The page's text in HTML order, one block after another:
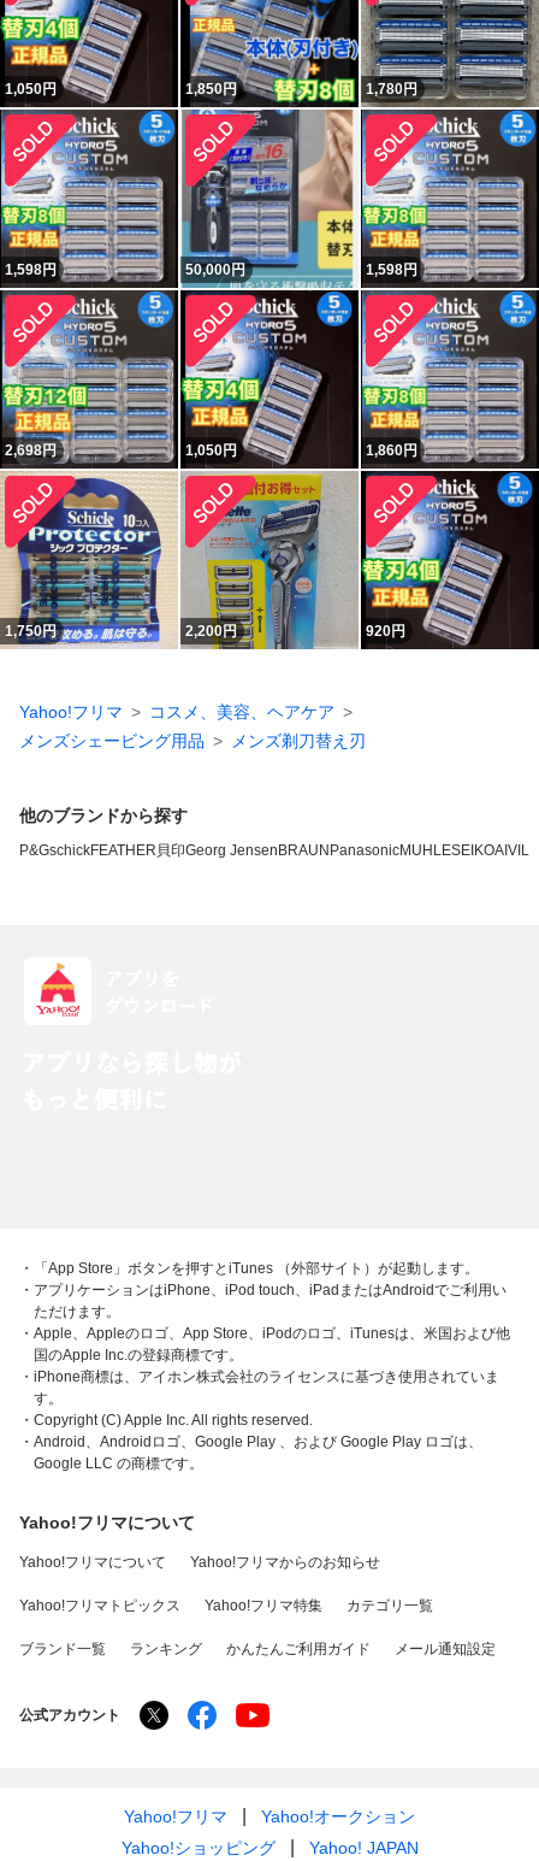
1,050円 1,850円 1,780円
1,598円 50,000円 1,598円
2,698円 1,050円 1,860円
1,750円 2,200円 920円
Yahoo!フリマ
コスメ、美容、ヘアケア
メンズシェービング用品
メンズ剃刀替え刃
他のブランドから探す
P&GschickFEATHER 貝印Georg Jensen BRAUN PanasonicMUHLESEIKOAIVIL
・「App Store」ボタンを押すとiTunes （外部サイト）が起動します。
・アプリケーションはiPhone、iPod touch、iPadまたはAndroidでご利用い
ただけます。
・Apple、Appleのロゴ、App Store、iPodのロゴ、iTunesは、米国および他
国のApple Inc.の登録商標です。
・iPhone商標は、アイホン株式会社のライセンスに基づき使用されていま
す。
・Copyright (C) Apple Inc. All rights reserved.
・Android、Androidロゴ、Google Play 、および Google Play ロゴは、
Google LLC の商標です。
Yahoo!フリマについて
Yahoo!フリマについて Yahoo!フリマからのお知らせ
Yahoo!フリマトピックス Yahoo!フリマ特集 カテゴリ一覧
ブランド一覧 ランキング かんたんご利用ガイド メール通知設定
公式アカウント
Yahoo!フリマ
Yahoo!オークション
Yahoo!ショッピング
Yahoo! JAPAN